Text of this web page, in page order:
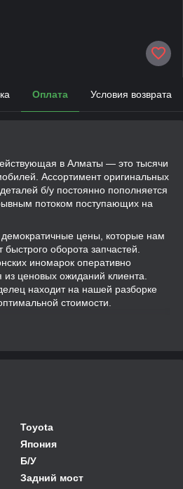
Оплата Условия возврата
в Алматы — это тысячи
Ассортимент оригинальных
б/у постоянно пополняется
потоком поступающих на
цены, которые нам
быстрого оборота запчастей.
иномарок оперативно
ценовых ожиданий клиента.
находит на нашей разборке
стоимости.
Toyota
Япония
Б/У
Задний мост